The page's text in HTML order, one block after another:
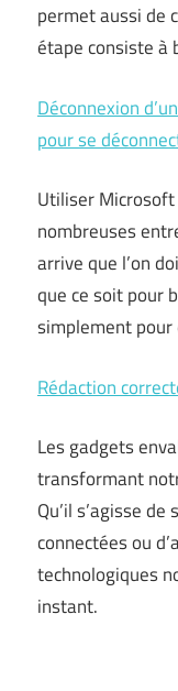
permet aussi de
étape consiste à
Déconnexion
pour se
Utiliser
nombreuses
arrive que l’on
que ce soit pour
simplement pour
Rédaction
Les gadgets
transformant
Qu’il s’agisse
connectées ou
technologiques
instant.